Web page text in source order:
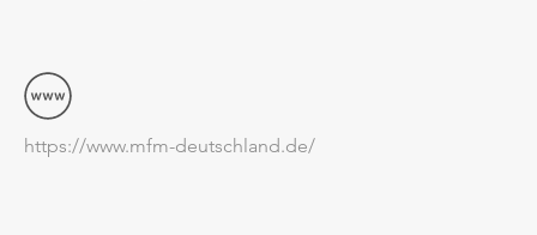
https://www.mfm-deutschland.de/